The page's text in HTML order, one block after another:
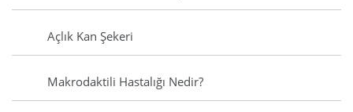
Açlık Kan Şekeri
Makrodaktili Hastalığı Nedir?